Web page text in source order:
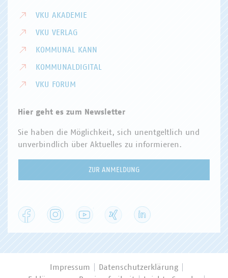
VKU AKADEMIE
VKU VERLAG
KOMMUNAL KANN
KOMMUNALDIGITAL
VKU FORUM
Hier geht es zum Newsletter
Sie haben die Möglichkeit, sich unentgeltlich und
unverbindlich über Aktuelles zu informieren.
ZUR ANMELDUNG
Facebook Instagram YouTube
Impressum
Datenschutzerklärung